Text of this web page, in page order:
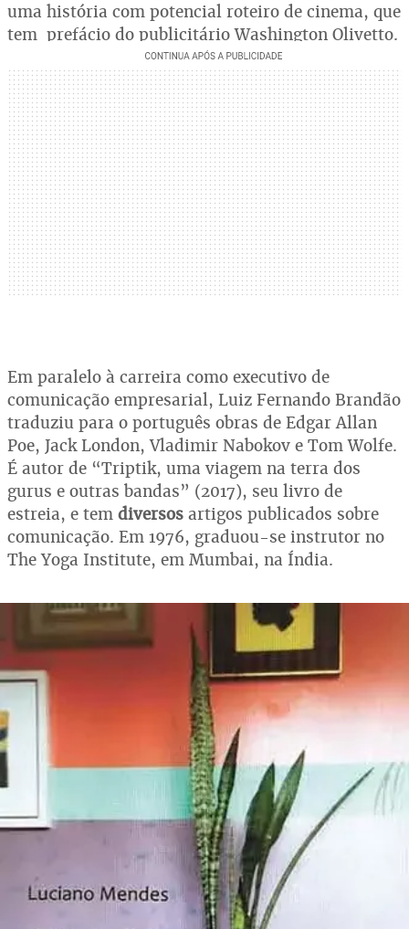
uma história com potencial roteiro de cinema, que
tem prefácio do publicitário Washington Olivetto.
Em paralelo à carreira como executivo de
comunicação empresarial, Luiz Fernando Brandão
traduziu para o português obras de Edgar Allan
Poe, Jack London, Vladimir Nabokov e Tom Wolfe.
É autor de “Triptik, uma viagem na terra dos
gurus e outras bandas” (2017), seu livro de
estreia, e tem diversos artigos publicados sobre
comunicação. Em 1976, graduou-se instrutor no
The Yoga Institute, em Mumbai, na Índia.